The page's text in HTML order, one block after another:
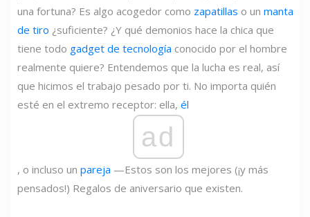
una fortuna? Es algo acogedor como zapatillas o un manta
de tiro ¿suficiente? ¿Y qué demonios hace la chica que
tiene todo gadget de tecnología conocido por el hombre
realmente quiere? Entendemos que la lucha es real, así
que hicimos el trabajo pesado por ti. No importa quién
esté en el extremo receptor: ella, él
ad
, o incluso un pareja —Estos son los mejores (¡y más
pensados!) Regalos de aniversario que existen.